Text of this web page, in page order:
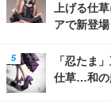
上げる仕
アで新登場
「忍たま
仕草…和の